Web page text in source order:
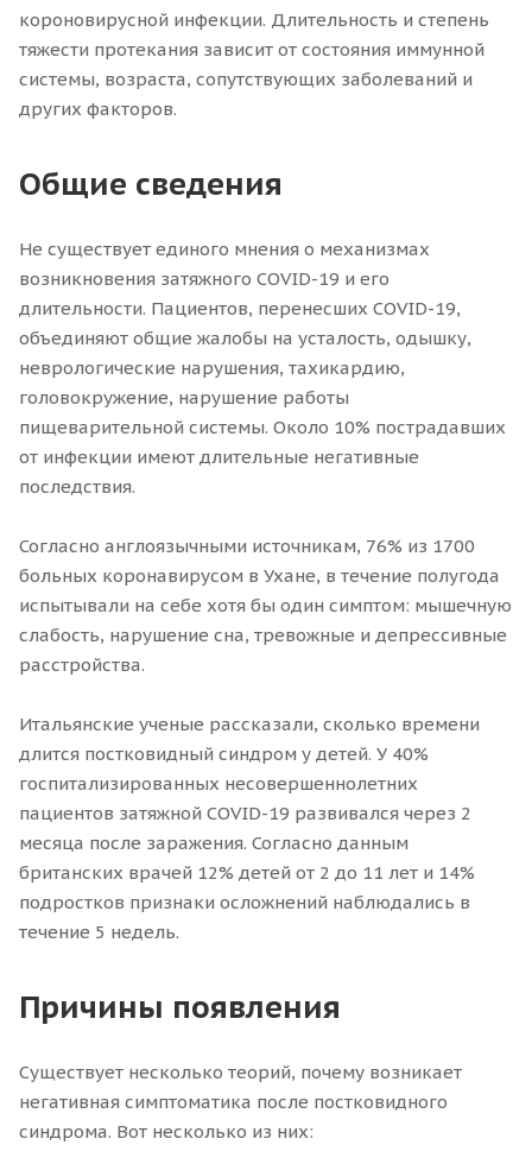
короновирусной инфекции. Длительность и степень
тяжести протекания зависит от состояния иммунной
системы, возраста, сопутствующих заболеваний и
других факторов.
Общие сведения
Не существует единого мнения о механизмах
возникновения затяжного COVID-19 и его
длительности. Пациентов, перенесших COVID-19,
объединяют общие жалобы на усталость, одышку,
неврологические нарушения, тахикардию,
головокружение, нарушение работы
пищеварительной системы. Около 10% пострадавших
от инфекции имеют длительные негативные
последствия.
Согласно англоязычными источникам, 76% из 1700
больных коронавирусом в Ухане, в течение полугода
испытывали на себе хотя бы один симптом: мышечную
слабость, нарушение сна, тревожные и депрессивные
расстройства.
Итальянские ученые рассказали, сколько времени
длится постковидный синдром у детей. У 40%
госпитализированных несовершеннолетних
пациентов затяжной COVID-19 развивался через 2
месяца после заражения. Согласно данным
британских врачей 12% детей от 2 до 11 лет и 14%
подростков признаки осложнений наблюдались в
течение 5 недель.
Причины появления
Существует несколько теорий, почему возникает
негативная симптоматика после постковидного
синдрома. Вот несколько из них: